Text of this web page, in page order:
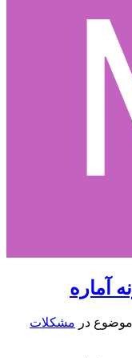
آماره
در مشکلات